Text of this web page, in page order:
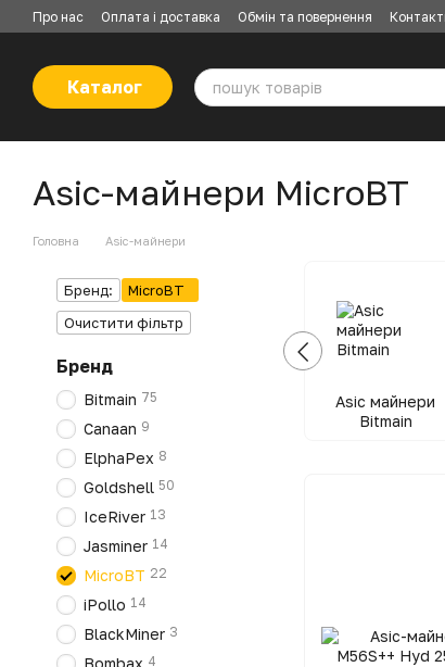
Перейти до основного контенту
Про нас Оплата і доставка Обмін та повернення
Каталог
Asic-майнери MicroBT
Головна Asic-майнери
Asic майнери
Bitmain
Бренд:
MicroBT
Очистити фільтр
Бренд
Bitmain 75
Canaan 9
ElphaPex 8
Goldshell 50
IceRiver 13
Jasminer 14
MicroBT 22
iPollo 14
BlackMiner 3
Bombax 4